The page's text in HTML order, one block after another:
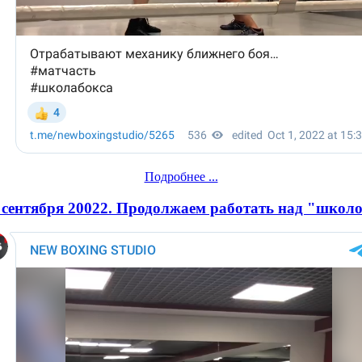
Подробнее ...
20022. Продолжаем работать над